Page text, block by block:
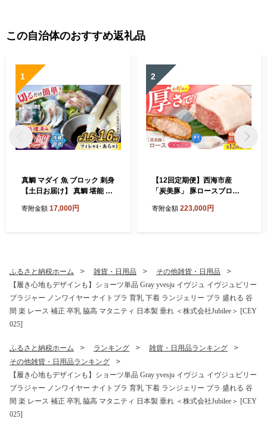
この自治体のおすすめ返礼品
1
真鯛 マダイ 魚 ブロック 刺身
【土日お届け】 真鯛 堪能 5
種苗＞ [CBW005] 長崎 西海
ク 贈答 ギフト 冷蔵 美味しい
おいしい 海の幸 海産物 魚介
類 カルパッチョ 鯛の煮つけ
料理 お刺身 タイ 真鯛 海鮮
寄附金額 17,000円
2
【12回定期便】西海市産
「炭美豚」 豚ロースブロッ
宮本畜産＞ 豚肉 とんかつ用
寄附金額 223,000円
ふるさと納税ホーム 雑貨・日用品
その他雑貨・日用品
【履き心地もデザインも】ショーツ単品 Gray yvesju イヴジュ イヴジュビリー
ブラジャー ノンワイヤー ナイトブラ 育乳 下着 ランジェリー ブラ 盛れる 谷
間 楽 レース 補正 卒乳 脇高 マタニティ 日本製 垂れ ＜株式会社Jubilee＞ [CEY
025]
ふるさと納税ホーム ランキング
雑貨・日用品ランキング
その他雑貨・日用品ランキング
【履き心地もデザインも】ショーツ単品 Gray yvesju イヴジュ イヴジュビリー
ブラジャー ノンワイヤー ナイトブラ 育乳 下着 ランジェリー ブラ 盛れる 谷
間 楽 レース 補正 卒乳 脇高 マタニティ 日本製 垂れ ＜株式会社Jubilee＞ [CEY
025]